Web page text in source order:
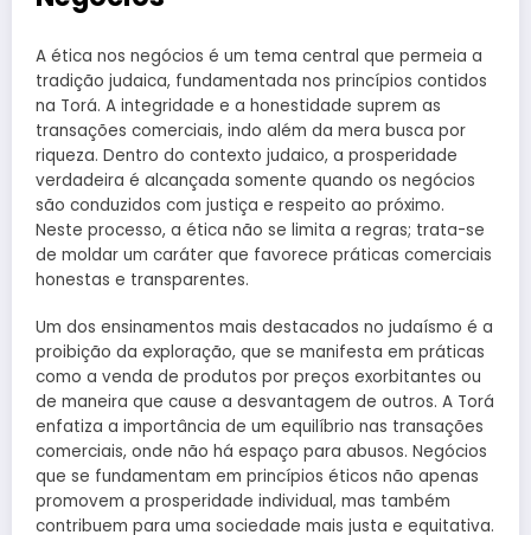
A ética nos negócios é um tema central que permeia a
tradição judaica, fundamentada nos princípios contidos
na Torá. A integridade e a honestidade suprem as
transações comerciais, indo além da mera busca por
riqueza. Dentro do contexto judaico, a prosperidade
verdadeira é alcançada somente quando os negócios
são conduzidos com justiça e respeito ao próximo.
Neste processo, a ética não se limita a regras; trata-se
de moldar um caráter que favorece práticas comerciais
honestas e transparentes.
Um dos ensinamentos mais destacados no judaísmo é a
proibição da exploração, que se manifesta em práticas
como a venda de produtos por preços exorbitantes ou
de maneira que cause a desvantagem de outros. A Torá
enfatiza a importância de um equilíbrio nas transações
comerciais, onde não há espaço para abusos. Negócios
que se fundamentam em princípios éticos não apenas
promovem a prosperidade individual, mas também
contribuem para uma sociedade mais justa e equitativa.